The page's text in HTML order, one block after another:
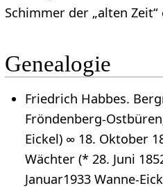
Schimmer der „alten
Genealogie
Friedrich Habbes.
Fröndenberg-
Eickel) ∞ 18. Oktober
Wächter (* 28. Juni
Januar1933 Wanne-